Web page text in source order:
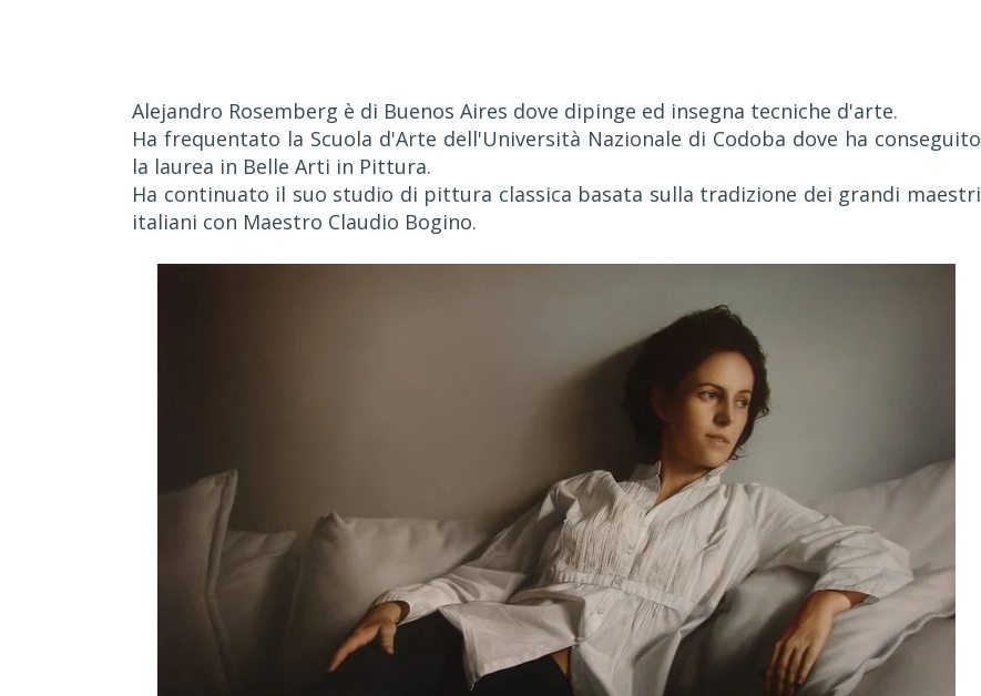
Alejandro Rosemberg è di Buenos Aires dove dipinge ed insegna tecniche d'arte.
Ha frequentato la Scuola d'Arte dell'Università Nazionale di Codoba dove ha conseguito
la laurea in Belle Arti in Pittura.
Ha continuato il suo studio di pittura classica basata sulla tradizione dei grandi maestri
italiani con Maestro Claudio Bogino.